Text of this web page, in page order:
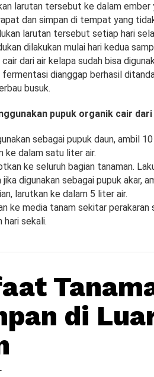
larutan tersebut ke dalam ember
dan simpan di tempat yang
larutan tersebut setiap hari
dilakukan mulai hari kedua
dari air kelapa sudah bisa
dianggap berhasil
busuk.
pupuk organik cair
sebagai pupuk daun, ambil
ke dalam satu liter air.
ke seluruh bagian tanaman.
jika digunakan sebagai pupuk akar,
larutkan ke dalam 5 liter air.
ke media tanam sekitar
hari sekali.
di